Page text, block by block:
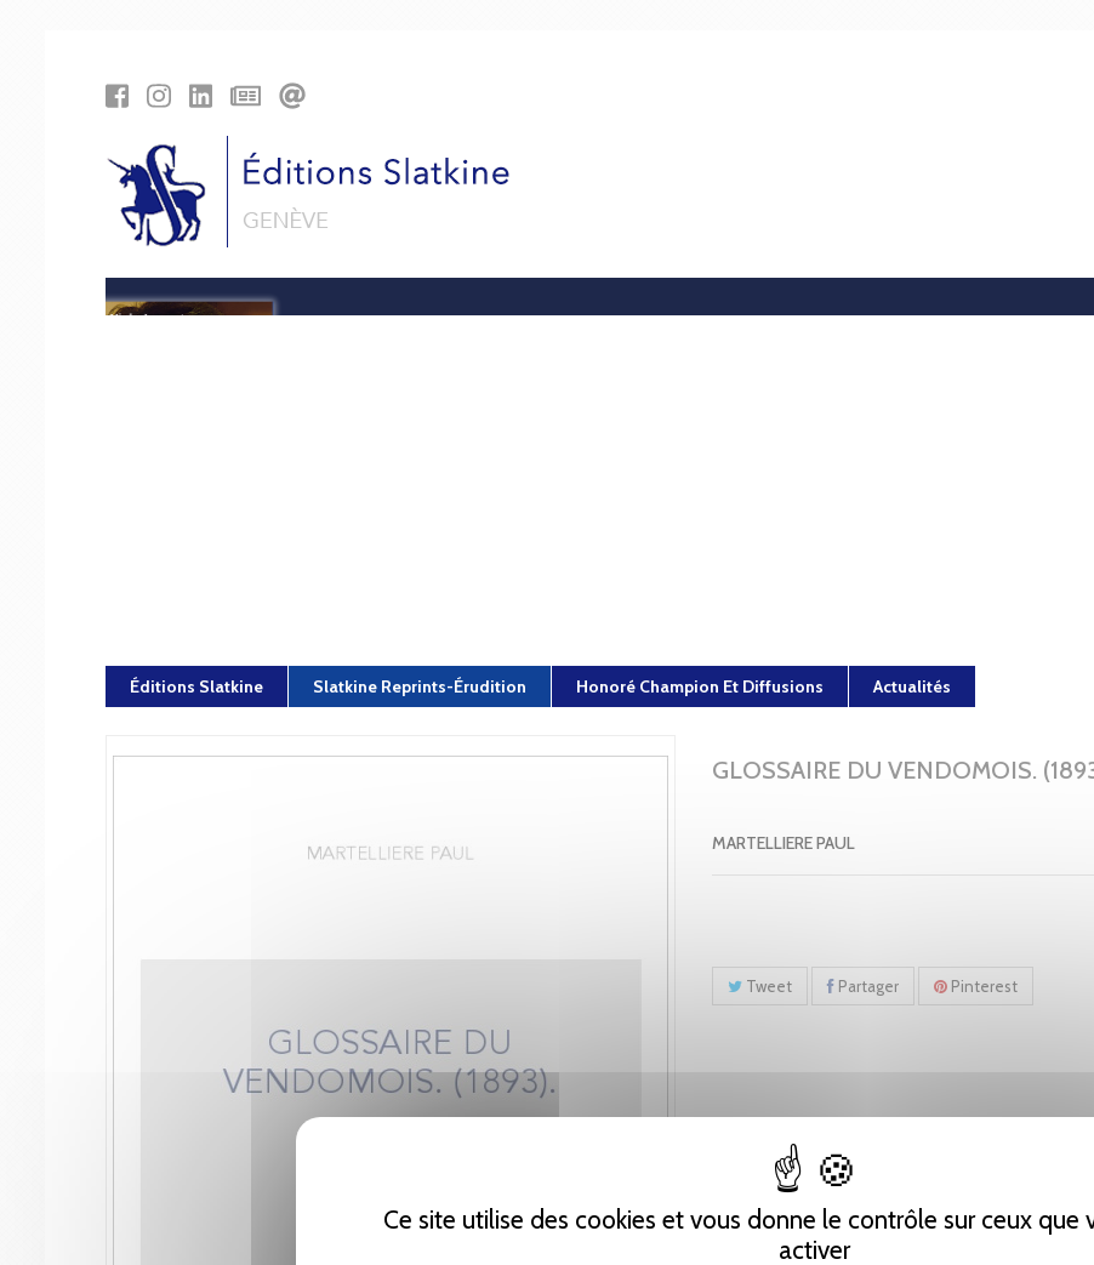
Ce site utilise des cookies et vous donne le contrôle sur ceux que
activer
Éditions Slatkine Slatkine Reprints-Érudition Honoré Champion Et Diffusions Actualités
GLOSSAIRE DU VENDOMOIS.
MARTELLIERE PAUL
Tweet Partager Pinterest